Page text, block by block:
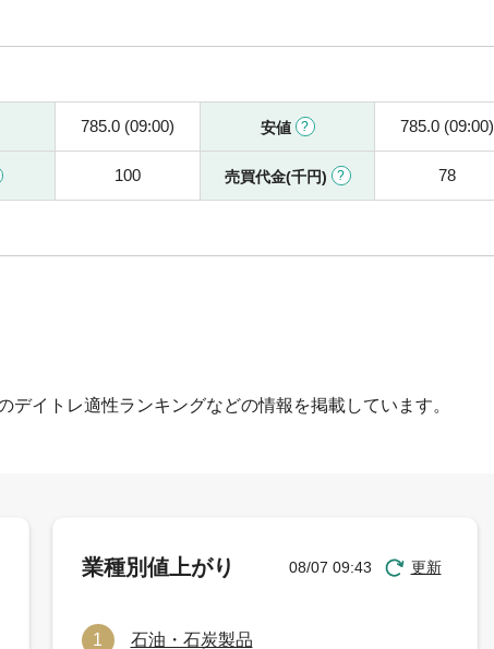
785.0 (09:00) 安値 785.0 (09:00)
100 売買代金(千円) 78
イトレ適性ランキングなどの情報を掲載しています。